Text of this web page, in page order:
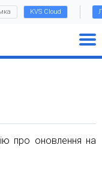
KVS Cloud
про оновлення на